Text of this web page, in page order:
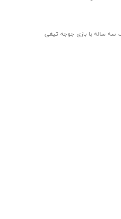
ساله با بازی جوجه تیغی